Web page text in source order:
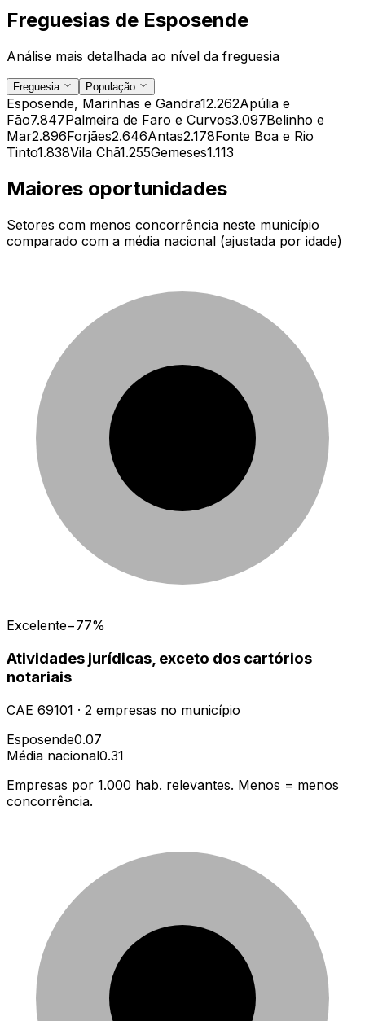
Freguesias de Esposende
Análise mais detalhada ao nível da freguesia
Freguesia População
Esposende, Marinhas e Gandra12.262Apúlia e
Fão7.847Palmeira de Faro e Curvos3.097Belinho e
Mar2.896Forjães2.646Antas2.178Fonte Boa e Rio
Tinto1.838Vila Chã1.255Gemeses1.113
Maiores oportunidades
Setores com menos concorrência neste município
comparado com a média nacional (ajustada por idade)
Excelente−77%
Atividades jurídicas, exceto dos cartórios
notariais
CAE 69101 · 2 empresas no município
Esposende0.07
Média nacional0.31
Empresas por 1.000 hab. relevantes. Menos = menos
concorrência.